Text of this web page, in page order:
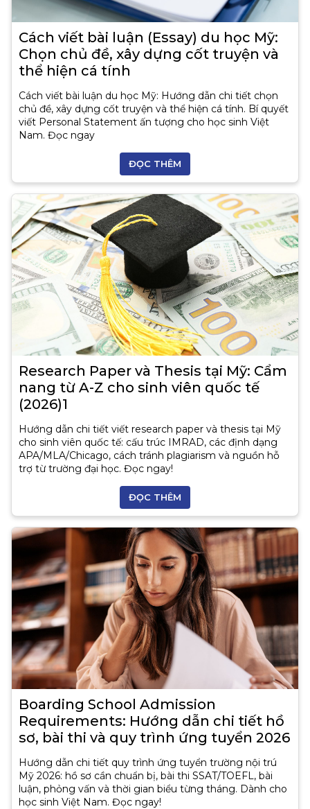
Cách viết bài luận (Essay) du học Mỹ:
Chọn chủ đề, xây dựng cốt truyện và
thể hiện cá tính
Cách viết bài luận du học Mỹ: Hướng dẫn chi tiết chọn
chủ đề, xây dựng cốt truyện và thể hiện cá tính. Bí quyết
viết Personal Statement ấn tượng cho học sinh Việt
Nam. Đọc ngay
ĐỌC THÊM
Research Paper và Thesis tại Mỹ: Cẩm
nang từ A-Z cho sinh viên quốc tế
(2026)1
Hướng dẫn chi tiết viết research paper và thesis tại Mỹ
cho sinh viên quốc tế: cấu trúc IMRAD, các định dạng
APA/MLA/Chicago, cách tránh plagiarism và nguồn hỗ
trợ từ trường đại học. Đọc ngay!
ĐỌC THÊM
Boarding School Admission
Requirements: Hướng dẫn chi tiết hồ
sơ, bài thi và quy trình ứng tuyển 2026
Hướng dẫn chi tiết quy trình ứng tuyển trường nội trú
Mỹ 2026: hồ sơ cần chuẩn bị, bài thi SSAT/TOEFL, bài
luận, phỏng vấn và thời gian biểu từng tháng. Dành cho
học sinh Việt Nam. Đọc ngay!